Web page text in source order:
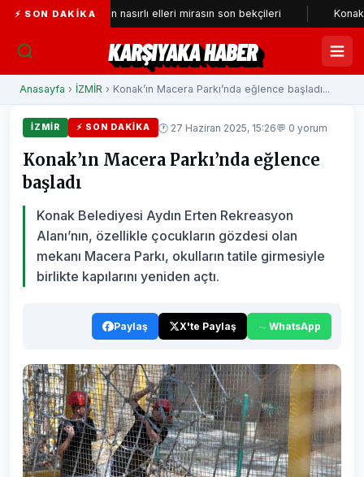
⚡ SON DAKIKA
Tarihi çarşının nasırlı elleri mirasın son bekçileri Konak’a yeni
KARŞIYAKA HABER
Anasayfa › İZMİR › Konak’ın Macera Parkı’nda eğlence başladı...
İZMİR ⚡ SON DAKIKA 🕐 27 Haziran 2025, 15:26💬 0 yorum
Konak’ın Macera Parkı’nda eğlence
başladı
Konak Belediyesi Aydın Erten Rekreasyon
Alanı’nın, özellikle çocukların gözdesi olan
mekanı Macera Parkı, okulların tatile girmesiyle
birlikte kapılarını yeniden açtı.
Paylaş X'te Paylaş WhatsApp